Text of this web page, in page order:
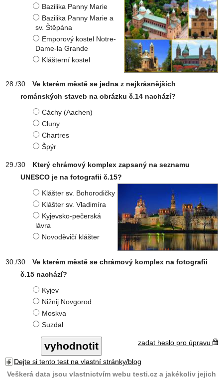
Bazilika Panny Marie
Bazilika Panny Marie a
sv. Štěpána
Emporový kostel Notre-
Dame-la Grande
Klášterní kostel
Ve kterém městě se jedna z nejkrásnějších
románských staveb na obrázku č.14 nachází?
Cáchy (Aachen)
Cluny
Chartres
Špýr
Který chrámový komplex zapsaný na seznamu
UNESCO je na fotografii č.15?
Klášter sv. Bohorodičky
Klášter sv. Vladimíra
Kyjevsko-pečerská
lávra
Novoděvičí klášter
Ve kterém městě se chrámový komplex na fotografii
č.15 nachází?
Kyjev
Nižnij Novgorod
Moskva
Suzdal
zadat heslo pro úpravu
Dejte si tento test na vlastní stránky/blog
Veškerá data jsou vlastnictvím webu testi.cz a jakékoliv jejich